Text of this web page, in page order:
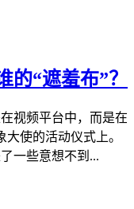
“遮羞布”？
视频平台中，而是在
使的活动仪式上。
一些意想不到...